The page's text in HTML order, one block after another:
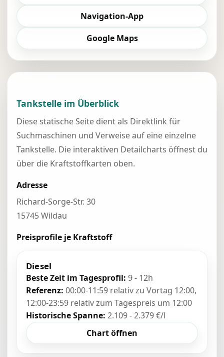
Navigation-App
Google Maps
Tankstelle im Überblick
Diese statische Seite dient als Direktlink für
Suchmaschinen und Verweise auf eine einzelne
Tankstelle. Die interaktiven Detailcharts öffnest du
über die Kraftstoffkarten oben.
Adresse
Richard-Sorge-Str. 30
15745 Wildau
Preisprofile je Kraftstoff
Diesel
Beste Zeit im Tagesprofil: 9 - 12h
Referenz: 00:00-11:59 relativ zu Vortag 12:00,
12:00-23:59 relativ zum Tagespreis um 12:00
Historische Spanne: 2.109 - 2.379 €/l
Chart öffnen